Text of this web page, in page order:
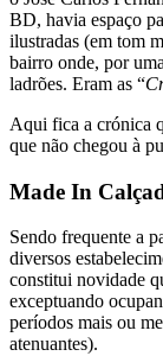
BD, havia espaço
ilustradas (em tom
bairro onde, por
ladrões. Eram as “
Aqui fica a crónica
que não chegou à
Made In
Sendo frequente a
diversos
constitui novidade
exceptuando
períodos mais ou
atenuantes).